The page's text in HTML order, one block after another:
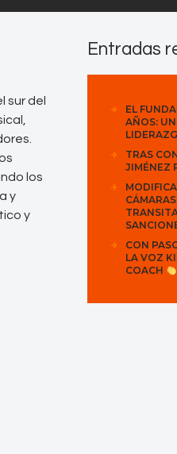
sur del
los
y
y
Entradas
EL
AÑOS:
TRAS
JIMÉNEZ
CON
LA VOZ
COACH